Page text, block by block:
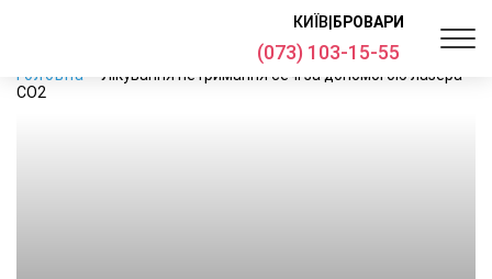
КИЇВ БРОВАРИ
(073) 103-15-55
Головна
Лікування нетримання сечі за допомогою лазера
CO2